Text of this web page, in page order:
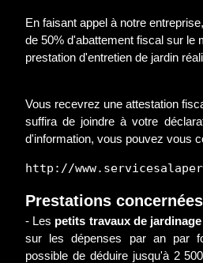
En faisant appel à notre
de 50% d'abattement fiscal sur le
prestation d'entretien de jardin
Vous recevrez une attestation
suffira de joindre à votre
d'information, vous pouvez vous
http://
Prestations
- Les petits travaux de jardinage
sur les dépenses par an par
possible de déduire jusqu'à 2